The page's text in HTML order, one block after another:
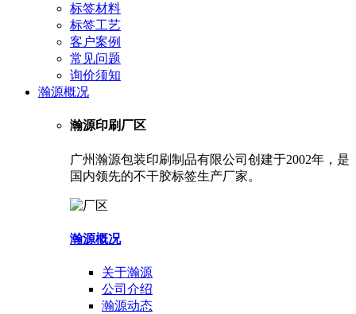
标签材料
标签工艺
客户案例
常见问题
询价须知
瀚源概况
瀚源印刷厂区
广州瀚源包装印刷制品有限公司创建于2002年，是
国内领先的不干胶标签生产厂家。
瀚源概况
关于瀚源
公司介绍
瀚源动态